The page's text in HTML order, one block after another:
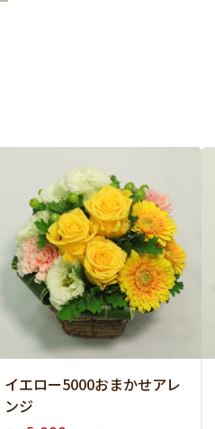
イエロー5000おまかせアレ
ンジ